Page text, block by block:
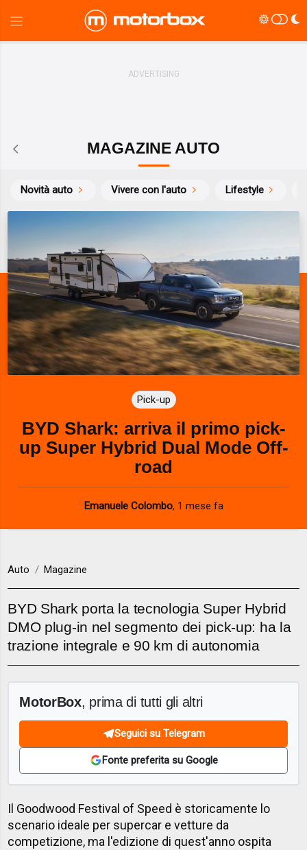
MAGAZINE AUTO
Novità auto Vivere con l'auto Lifestyle
Pick-up
BYD Shark: arriva il primo pick-
up Super Hybrid Dual Mode Off-
road
Emanuele Colombo, 1 mese fa
Auto Magazine
BYD Shark porta la tecnologia Super Hybrid
DMO plug-in nel segmento dei pick-up: ha la
trazione integrale e 90 km di autonomia
MotorBox, prima di tutti gli altri
Seguici su Telegram
Fonte preferita su Google
Il Goodwood Festival of Speed è storicamente lo
scenario ideale per supercar e vetture da
competizione, ma l'edizione di quest'anno ospita